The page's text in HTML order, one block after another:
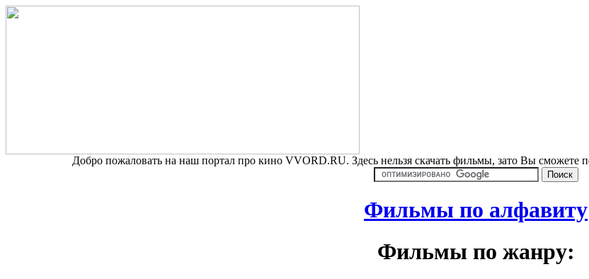
Добро пожаловать на наш портал про кино VVORD.RU. Здесь нельзя скачать фильмы, зато Вы
Фильмы по алфавиту
Фильмы по жанру: